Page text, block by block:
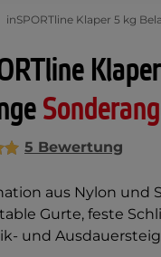
inSPORTline Klaper 5 kg
5 Bewertung
aus Nylon und
Gurte, feste
und